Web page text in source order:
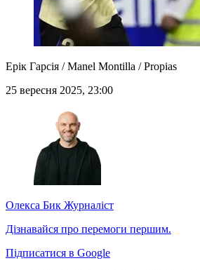
Ерік Гарсія / Manel Montilla / Propias
25 вересня 2025, 23:00
Олекса Бик Журналіст
Дізнавайся про перемоги першим.
Підписатися в Google